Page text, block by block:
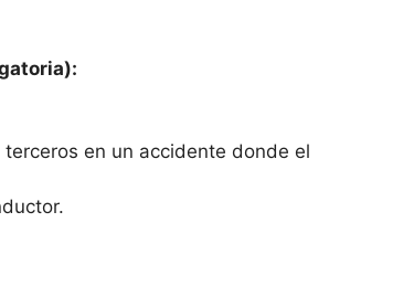
en un accidente donde el